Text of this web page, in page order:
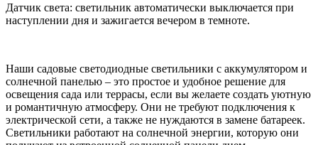
Датчик света: светильник автоматически выключается при
наступлении дня и зажигается вечером в темноте.
Наши садовые светодиодные светильники с аккумулятором и
солнечной панелью – это простое и удобное решение для
освещения сада или террасы, если вы желаете создать уютную
и романтичную атмосферу. Они не требуют подключения к
электрической сети, а также не нуждаются в замене батареек.
Светильники работают на солнечной энергии, которую они